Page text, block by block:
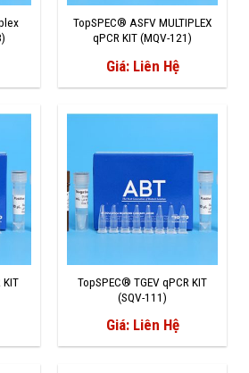
TopSPEC® ASFV MULTIPLEX
qPCR KIT (MQV-121)
Giá: Liên Hệ
KIT
TopSPEC® TGEV qPCR KIT
(SQV-111)
Giá: Liên Hệ